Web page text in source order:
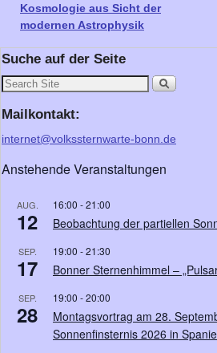
Kosmologie aus Sicht der
modernen Astrophysik
Suche auf der Seite
Mailkontakt:
internet@volkssternwarte-bonn.de
Anstehende Veranstaltungen
AUG.
12
16:00 -21:00
Beobachtung der partiellen
SEP.
17
19:00 -21:30
Bonner Sternenhimmel –
SEP.
28
19:00 -20:00
Montagsvortrag am 28.
Sonnenfinsternis 2026 in